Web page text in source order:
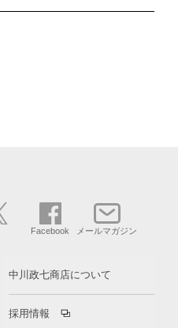
Facebook メールマガジン
中川政七商店について
採用情報